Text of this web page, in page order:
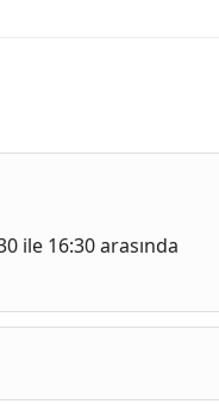
ile 16:30 arasında